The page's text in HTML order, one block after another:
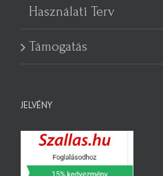
Használati Terv
Támogatás
JELVÉNY